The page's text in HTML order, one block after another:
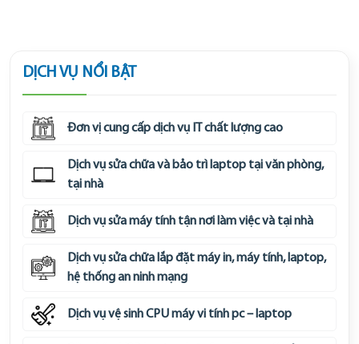
DỊCH VỤ NỔI BẬT
Đơn vị cung cấp dịch vụ IT chất lượng cao
Dịch vụ sửa chữa và bảo trì laptop tại văn phòng,
tại nhà
Dịch vụ sửa máy tính tận nơi làm việc và tại nhà
Dịch vụ sửa chữa lắp đặt máy in, máy tính, laptop,
hệ thống an ninh mạng
Dịch vụ vệ sinh CPU máy vi tính pc – laptop